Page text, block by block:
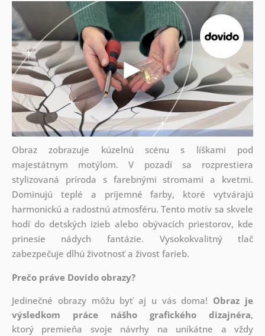
Obraz zobrazuje kúzelnú scénu s líškami pod
majestátnym motýlom. V pozadí sa rozprestiera
stylizovaná príroda s farebnými stromami a kvetmi.
Dominujú teplé a príjemné farby, ktoré vytvárajú
harmonickú a radostnú atmosféru. Tento motív sa skvele
hodí do detských izieb alebo obývacích priestorov, kde
prinesie nádych fantázie. Vysokokvalitný tlač
zabezpečuje dlhú životnosť a živost farieb.
Prečo práve Dovido obrazy?
Jedinečné obrazy môžu byť aj u vás doma! Obraz je
výsledkom práce nášho grafického dizajnéra,
ktorý premieňa svoje návrhy na unikátne a vždy